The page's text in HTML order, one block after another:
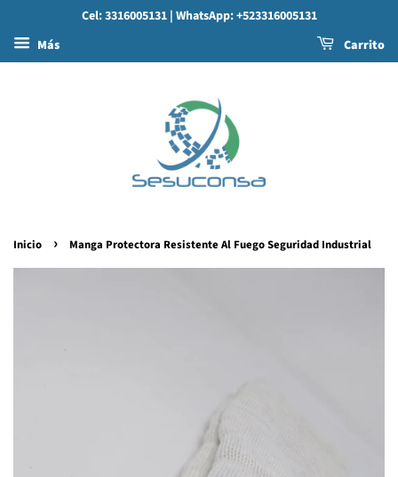
Cel: 3316005131 | WhatsApp: +523316005131
Más
Carrito
Inicio › Manga Protectora Resistente Al Fuego Seguridad Industrial